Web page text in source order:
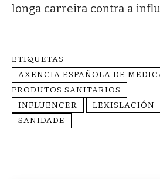
longa carreira contra a
ETIQUETAS
AXENCIA ESPAÑOLA DE
PRODUTOS SANITARIOS
INFLUENCER
LEXISLACIÓN
SANIDADE